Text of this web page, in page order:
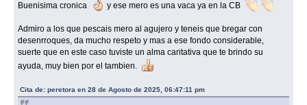
Buenisima cronica y ese mero es una vaca ya en la CB
Admiro a los que pescais mero al agujero y teneis que bregar con
desenrroques, da mucho respeto y mas a ese fondo considerable,
suerte que en este caso tuviste un alma caritativa que te brindo su
ayuda, muy bien por el tambien.
Cita de: peretora en 28 de Agosto de 2025, 06:47:11 pm